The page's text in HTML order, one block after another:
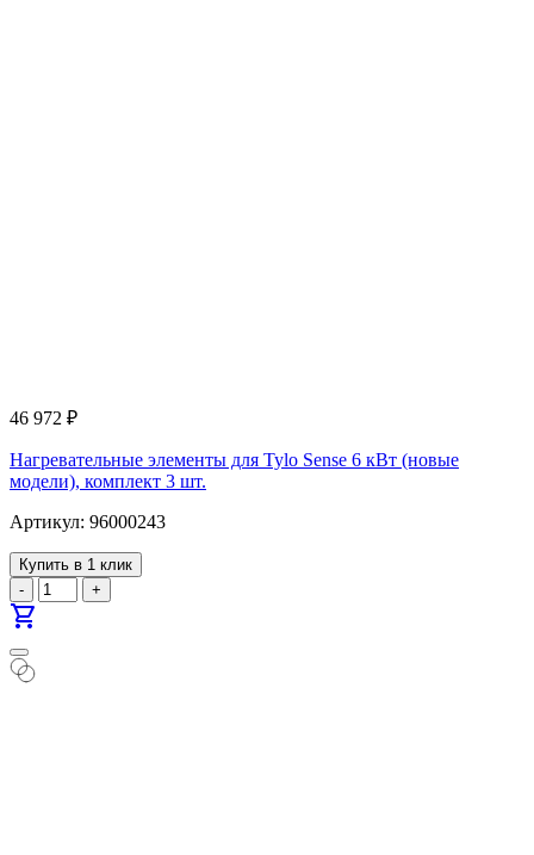
46 972 ₽
Нагревательные элементы для Tylo Sense 6 кВт (новые
модели), комплект 3 шт.
Артикул: 96000243
Купить в 1 клик
-
+
shopping_cart